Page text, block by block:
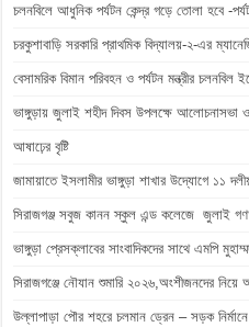
চলনবিলে আধুনিক পর্যটন কেন্দ্র গড়ে তোলা হবে -
চরকুশাবাড়ি সরকারি প্রাথমিক বিদ্যালয়-২-এর
বেসামরিক বিমান পরিবহন ও পর্যটন মন্ত্রীর চলনবিল
ভাঙ্গুড়ায় জুলাই শহীদ দিবস উপলক্ষে আলোচনাসভা
আষাঢ়ের বৃষ্টি
জামায়াতে ইসলামীর ভাঙ্গুড়া শাখার উদ্যোগে ১১
সিরাজগঞ্জ সবুজ কানন স্কুল এন্ড কলেজে জুলাই
ভাঙ্গুড়া প্রেসক্লাবের সাংবাদিকদের সাথে এমপি
সিরাজগঞ্জে নৌযান শুমারি ২০২৬,অংশীজনদের নিয়ে
উল্লাপাড়া পৌর শহরে চলমান ড্রেন – সড়ক